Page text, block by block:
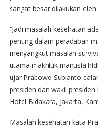
sangat besar dilakukan
“Jadi masalah kesehatan
penting dalam peradaban
menyangkut masalah
utama makhluk manusia
ujar Prabowo Subianto
presiden dan wakil
Hotel Bidakara, Jakarta,
Masalah kesehatan kata